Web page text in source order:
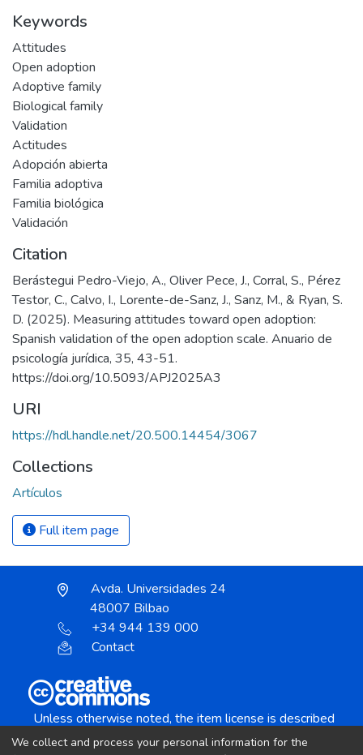
Keywords
Attitudes
Open adoption
Adoptive family
Biological family
Validation
Actitudes
Adopción abierta
Familia adoptiva
Familia biológica
Validación
Citation
Berástegui Pedro-Viejo, A., Oliver Pece, J., Corral, S., Pérez
Testor, C., Calvo, I., Lorente-de-Sanz, J., Sanz, M., & Ryan, S.
D. (2025). Measuring attitudes toward open adoption:
Spanish validation of the open adoption scale. Anuario de
psicología jurídica, 35, 43-51.
https://doi.org/10.5093/APJ2025A3
URI
https://hdl.handle.net/20.500.14454/3067
Collections
Artículos
Full item page
Avda. Universidades 24
48007 Bilbao
+34 944 139 000
Contact
Unless otherwise noted, the item license is described
We collect and process your personal information for the